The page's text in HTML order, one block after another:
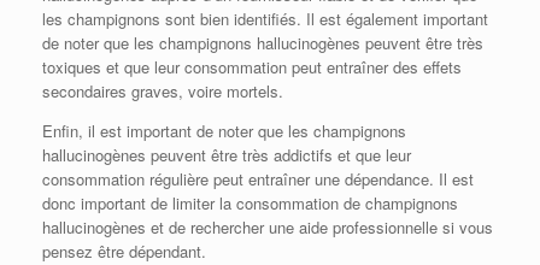
les champignons sont bien identifiés. Il est également important
de noter que les champignons hallucinogènes peuvent être très
toxiques et que leur consommation peut entraîner des effets
secondaires graves, voire mortels.
Enfin, il est important de noter que les champignons
hallucinogènes peuvent être très addictifs et que leur
consommation régulière peut entraîner une dépendance. Il est
donc important de limiter la consommation de champignons
hallucinogènes et de rechercher une aide professionnelle si vous
pensez être dépendant.